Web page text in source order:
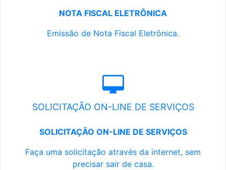
NOTA FISCAL ELETRÔNICA
Emissão de Nota Fiscal Eletrônica.
SOLICITAÇÃO ON-LINE DE SERVIÇOS
SOLICITAÇÃO ON-LINE DE SERVIÇOS
Faça uma solicitação através da internet, sem
precisar sair de casa.